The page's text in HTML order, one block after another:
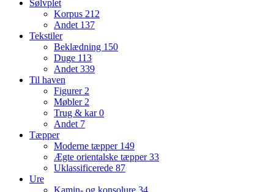
Sølvplet
Korpus 212
Andet 137
Tekstiler
Beklædning 150
Duge 113
Andet339
Til haven
Figurer2
Møbler2
Trug & kar0
Andet 7
Tæpper
Moderne tæpper 149
Ægte orientalske tæpper33
Uklassificerede 87
Ure